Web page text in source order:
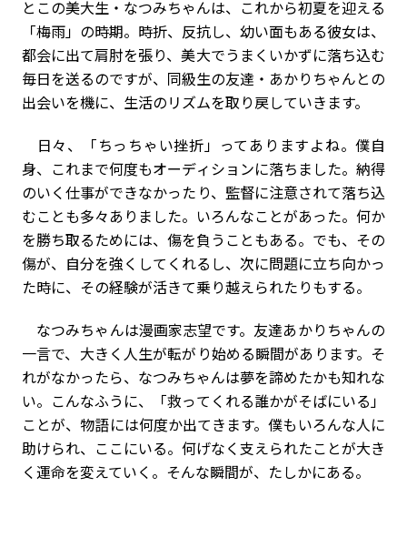
とこの美大生・なつみちゃんは、これから初夏を迎える
「梅雨」の時期。時折、反抗し、幼い面もある彼女は、
都会に出て肩肘を張り、美大でうまくいかずに落ち込む
毎日を送るのですが、同級生の友達・あかりちゃんとの
出会いを機に、生活のリズムを取り戻していきます。
日々、「ちっちゃい挫折」ってありますよね。僕自
身、これまで何度もオーディションに落ちました。納得
のいく仕事ができなかったり、監督に注意されて落ち込
むことも多々ありました。いろんなことがあった。何か
を勝ち取るためには、傷を負うこともある。でも、その
傷が、自分を強くしてくれるし、次に問題に立ち向かっ
た時に、その経験が活きて乗り越えられたりもする。
なつみちゃんは漫画家志望です。友達あかりちゃんの
一言で、大きく人生が転がり始める瞬間があります。そ
れがなかったら、なつみちゃんは夢を諦めたかも知れな
い。こんなふうに、「救ってくれる誰かがそばにいる」
ことが、物語には何度か出てきます。僕もいろんな人に
助けられ、ここにいる。何げなく支えられたことが大き
く運命を変えていく。そんな瞬間が、たしかにある。